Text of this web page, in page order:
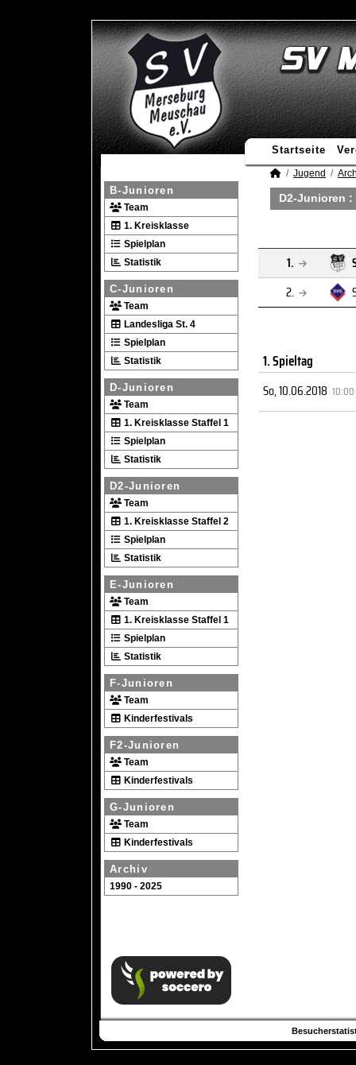
Startseite
B-Junioren
Team
1. Kreisklasse
Spielplan
Statistik
C-Junioren
Team
Landesliga St. 4
Spielplan
Statistik
D-Junioren
Team
1. Kreisklasse Staffel 1
Spielplan
Statistik
D2-Junioren
Team
1. Kreisklasse Staffel 2
Spielplan
Statistik
E-Junioren
Team
1. Kreisklasse Staffel 1
Spielplan
Statistik
F-Junioren
Team
Kinderfestivals
F2-Junioren
Team
Kinderfestivals
G-Junioren
Team
Kinderfestivals
Archiv
1990 - 2025
Jugend
D2-Junioren :
1.
2.
1. Spieltag
So, 10.06.2018 10:00